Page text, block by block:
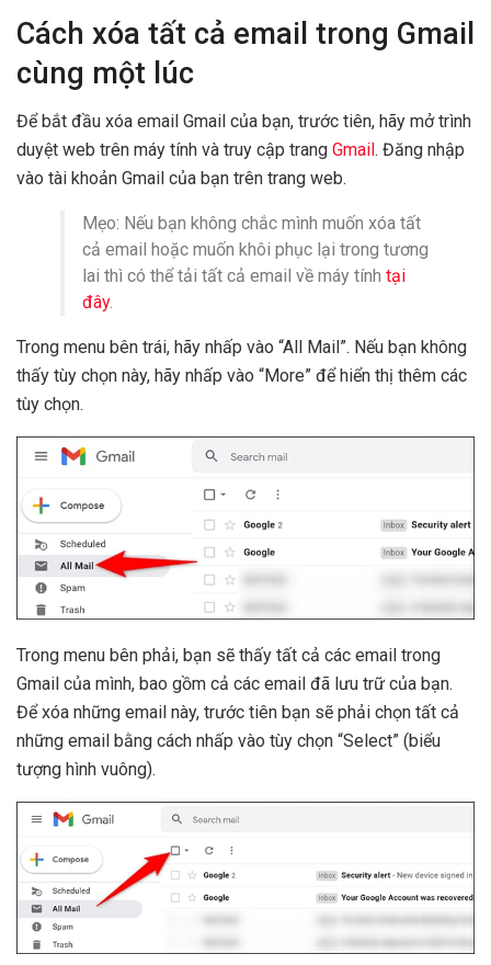
Cách xóa tất cả email trong Gmail
cùng một lúc
Để bắt đầu xóa email Gmail của bạn, trước tiên, hãy mở trình
duyệt web trên máy tính và truy cập trang Gmail . Đăng nhập
vào tài khoản Gmail của bạn trên trang web.
Mẹo: Nếu bạn không chắc mình muốn xóa tất
cả email hoặc muốn khôi phục lại trong tương
lai thì có thể tải tất cả email về máy tính tại
đây.
Trong menu bên trái, hãy nhấp vào “All Mail”. Nếu bạn không
thấy tùy chọn này, hãy nhấp vào “More” để hiển thị thêm các
tùy chọn.
Trong menu bên phải, bạn sẽ thấy tất cả các email trong
Gmail của mình, bao gồm cả các email đã lưu trữ của bạn.
Để xóa những email này, trước tiên bạn sẽ phải chọn tất cả
những email bằng cách nhấp vào tùy chọn “Select” (biểu
tượng hình vuông).